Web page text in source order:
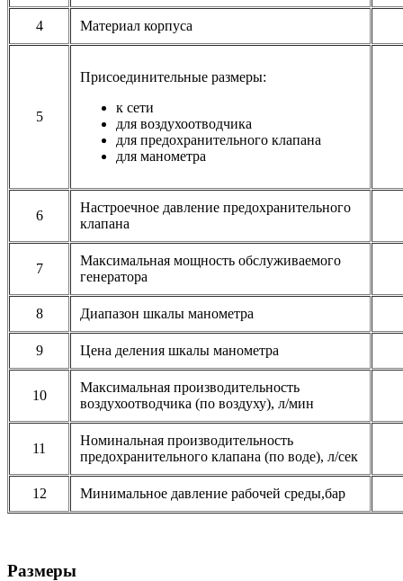
4 Материал корпуса
5
Присоединительные размеры:
к сети
для воздухоотводчика
для предохранительного клапана
для манометра
6
Настроечное давление предохранительного
клапана
7
Максимальная мощность обслуживаемого
генератора
8 Диапазон шкалы манометра
9 Цена деления шкалы манометра
10
Максимальная производительность
воздухоотводчика (по воздуху), л/мин
11
Номинальная производительность
предохранительного клапана (по воде), л/сек
12 Минимальное давление рабочей среды,бар
Размеры